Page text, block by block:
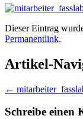
Dieser Eintrag
Permanentlink.
Artikel-
←
Schreibe einen